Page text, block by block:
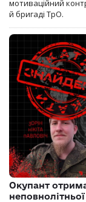
мотиваційний
й бригаді ТрО.
Окупант
неповнолітньої